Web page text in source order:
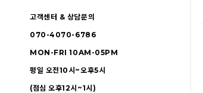
고객센터 & 상담문의
070-4070-6786
MON-FRI 10AM-05PM
평일 오전10시~오후5시
(점심 오후12시~1시)